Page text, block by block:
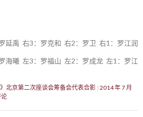
延禹 右3：罗克和 右2：罗卫 右1：罗江润
海曦 左3：罗福山 左2：罗成龙 左1：罗江
北京第二次座谈会筹备会代表合影 2014 年 7 月